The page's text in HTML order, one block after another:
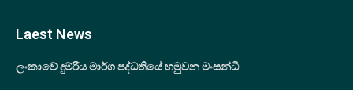
Laest News
ලංකාවේ දුම්රිය මාර්ග පද්ධතියේ හමුවන මංසන්ධි